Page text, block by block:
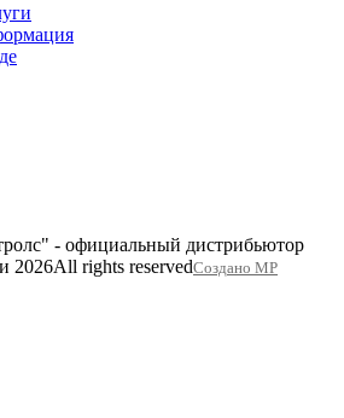
- официальный дистрибьютор
2026All rights reservedСоздано МР